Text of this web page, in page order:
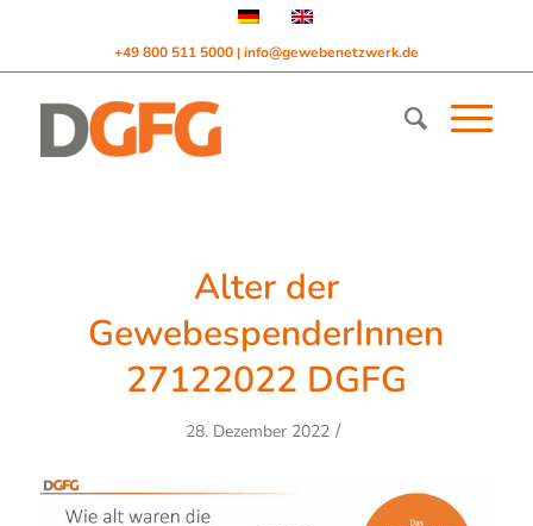
+49 800 511 5000 | info@gewebenetzwerk.de
Alter der
GewebespenderInnen
27122022 DGFG
28. Dezember 2022 /